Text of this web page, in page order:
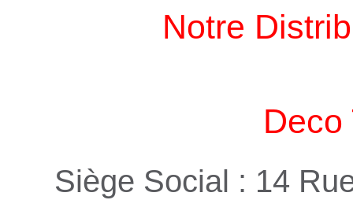
Notre
Deco
Siège Social : 14